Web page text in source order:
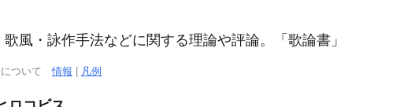
歌風・詠作手法などに関する理論や評論。「 歌論書」
について情報 凡例